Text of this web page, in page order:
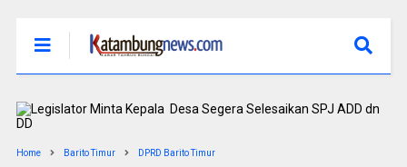
Home Barito Timur DPRD Barito Timur